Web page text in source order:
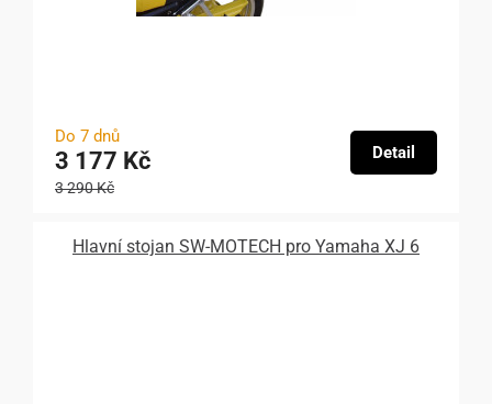
Do 7 dnů
3 177 Kč
3 290 Kč
Detail
Hlavní stojan SW-MOTECH pro Yamaha XJ 6